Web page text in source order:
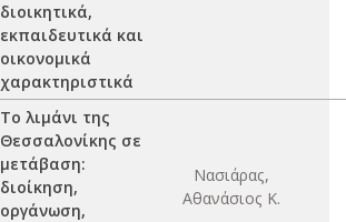
διοικητικά,
εκπαιδευτικά και
οικονομικά
χαρακτηριστικά
Το λιμάνι της
Θεσσαλονίκης σε
μετάβαση:
διοίκηση,
οργάνωση,
Νασιάρας,
Αθανάσιος Κ.